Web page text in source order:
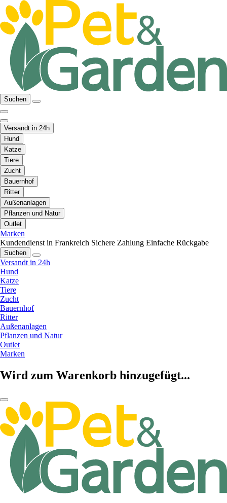
Suchen
Versandt in 24h
Hund
Katze
Tiere
Zucht
Bauernhof
Ritter
Außenanlagen
Pflanzen und Natur
Outlet
Marken
Kundendienst in Frankreich Sichere Zahlung Einfache Rückgabe
Suchen
Versandt in 24h
Hund
Katze
Tiere
Zucht
Bauernhof
Ritter
Außenanlagen
Pflanzen und Natur
Outlet
Marken
Wird zum Warenkorb hinzugefügt...